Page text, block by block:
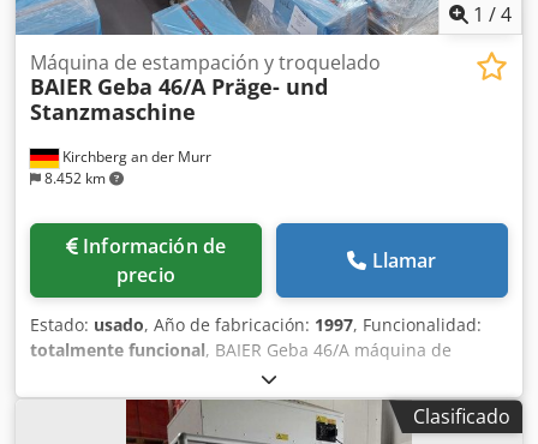
1 /4
Kirchberg an der Murr
8.452 km
Máquina de estampación y troquelado
BAIER Geba 46/A Präge- und
Stanzmaschine
Información de
precio
Llamar
Estado: usado, Año de fabricación: 1997, Funcionalidad:
totalmente funcional, BAIER Geba 46/A máquina de
estampado y troquelado, año de fabricación 1997
plenamente funcional - dos unidades de troquelado -
cortador Geotin Codpfsyt Igwjx Aproha - documentación de
Clasificado